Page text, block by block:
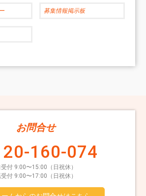
募集情報掲示板
お問合せ
160-074
付 9:00〜15:00（日祝休）
付 9:00〜17:00（日祝休）